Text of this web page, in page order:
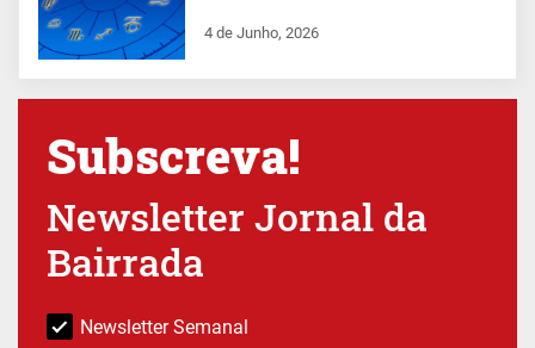
4 de Junho, 2026
Subscreva!
Newsletter Jornal da
Bairrada
Newsletter Semanal